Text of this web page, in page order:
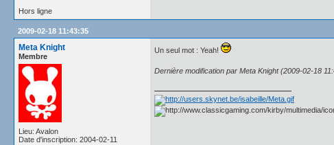
Hors ligne
2009-02-18 11:43:35
Meta Knight
Membre
Lieu: Avalon
Date d'inscription: 2004-02-11
Un seul mot : Yeah!
Dernière modification par Meta Knight (2009-02-18